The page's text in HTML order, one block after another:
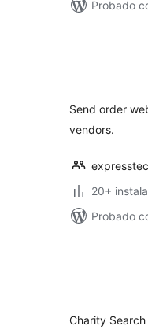
Probado
Send order
vendors.
20+
Probado
Charity